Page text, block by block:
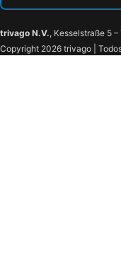
trivago N.V., Kesselstraße 5
Copyright 2026 trivago |